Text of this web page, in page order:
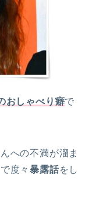
おしゃべり癖で
への不満が溜ま
度々暴露話をし